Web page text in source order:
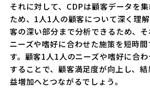
それに対して、CDPは顧客データを
ため、1人1人の顧客について深く理
客の深い部分まで分析できるため、
ニーズや嗜好に合わせた施策を短時
す。顧客1人1人のニーズや嗜好に合
することで、顧客満足度が向上し、
益増加へとつながるでしょう。